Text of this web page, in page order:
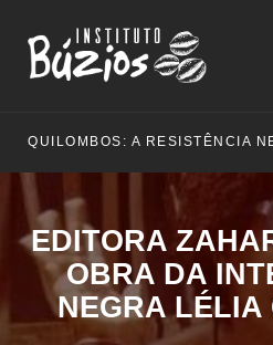
QUILOMBOS: A RESISTÊNCIA
EDITORA
OBRA DA
NEGRA LÉLIA